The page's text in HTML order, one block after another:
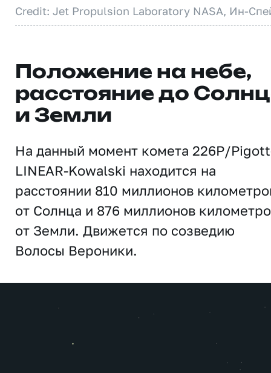
Credit: Jet Propulsion Laboratory NASA, Ин-
Положение на небе,
расстояние до
и Земли
На данный момент комета 226P/
LINEAR-Kowalski находится на
расстоянии 810 миллионов
от Солнца и 876 миллионов
от Земли. Движется по созведию
Волосы Вероники.